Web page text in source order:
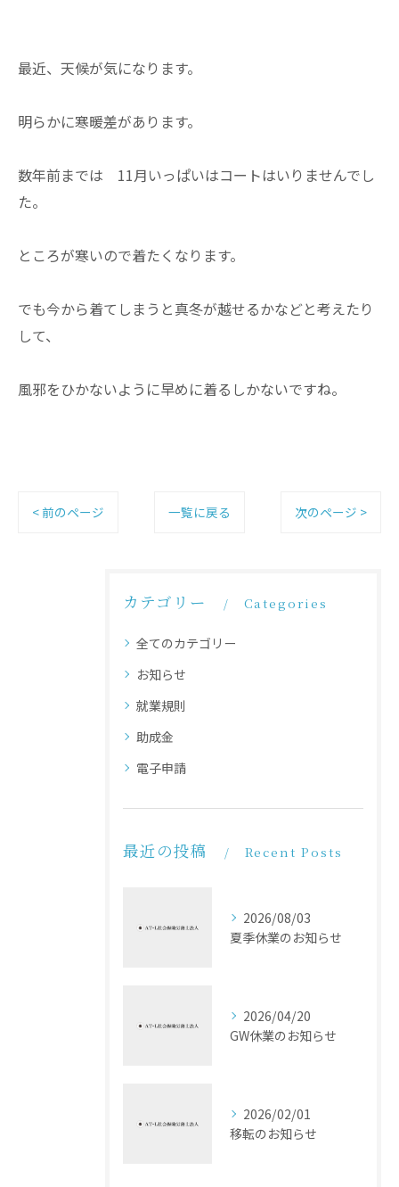
最近、天候が気になります。
明らかに寒暖差があります。
数年前までは 11月いっぱいはコートはいりませんでし
た。
ところが寒いので着たくなります。
でも今から着てしまうと真冬が越せるかなどと考えたり
して、
風邪をひかないように早めに着るしかないですね。
< 前のページ 一覧に戻る 次のページ >
カテゴリー Categories
全てのカテゴリー
お知らせ
就業規則
助成金
電子申請
最近の投稿 Recent Posts
2026/08/03
夏季休業のお知らせ
2026/04/20
GW休業のお知らせ
2026/02/01
移転のお知らせ